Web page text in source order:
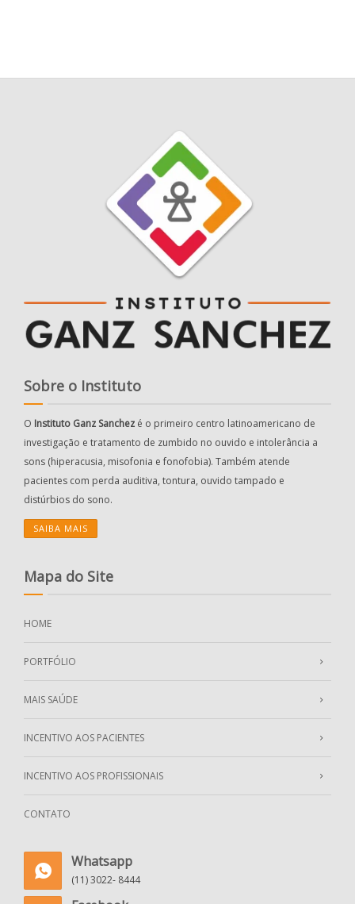
Sobre o Instituto
O Instituto Ganz Sanchez é o primeiro centro latinoamericano de
investigação e tratamento de zumbido no ouvido e intolerância a
sons (hiperacusia, misofonia e fonofobia). Também atende
pacientes com perda auditiva, tontura, ouvido tampado e
distúrbios do sono.
SAIBA MAIS
Mapa do Site
HOME
PORTFÓLIO
MAIS SAÚDE
INCENTIVO AOS PACIENTES
INCENTIVO AOS PROFISSIONAIS
CONTATO
Whatsapp
(11) 3022- 8444